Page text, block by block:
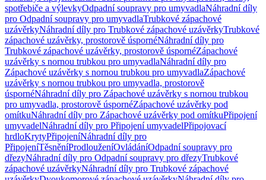
spotřebiče a výlevkyOdpadní soupravy pro umyvadlaNáhradní díly
pro Odpadní soupravy pro umyvadlaTrubkové zápachové
uzávěrkyNáhradní díly pro Trubkové zápachové uzávěrkyTrubkové
zápachové uzávěrky, prostorově úspornéNáhradní díly pro
Trubkové zápachové uzávěrky, prostorově úspornéZápachové
uzávěrky s nornou trubkou pro umyvadlaNáhradní díly pro
Zápachové uzávěrky s nornou trubkou pro umyvadlaZápachové
uzávěrky s nornou trubkou pro umyvadla, prostorově
úspornéNáhradní díly pro Zápachové uzávěrky s nornou trubkou
pro umyvadla, prostorově úspornéZápachové uzávěrky pod
omítkuNáhradní díly pro Zápachové uzávěrky pod omítkuPřipojení
umyvadelNáhradní díly pro Připojení umyvadelPřipojovací
hrdloKrytyPřipojeníNáhradní díly pro
PřipojeníTěsněníProdlouženíOvládáníOdpadní soupravy pro
dřezyNáhradní díly pro Odpadní soupravy pro dřezyTrubkové
zápachové uzávěrkyNáhradní díly pro Trubkové zápachové